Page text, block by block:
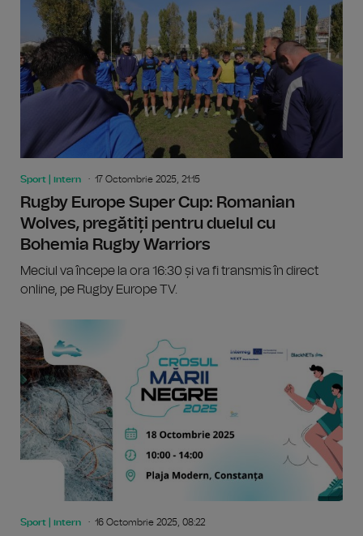
Sport | intern 17 Octombrie 2025, 21:15
Rugby Europe Super Cup: Romanian
Wolves, pregătiți pentru duelul cu
Bohemia Rugby Warriors
Meciul va începe la ora 16:30 și va fi transmis în direct
online, pe Rugby Europe TV.
Sport | intern 16 Octombrie 2025, 08:22